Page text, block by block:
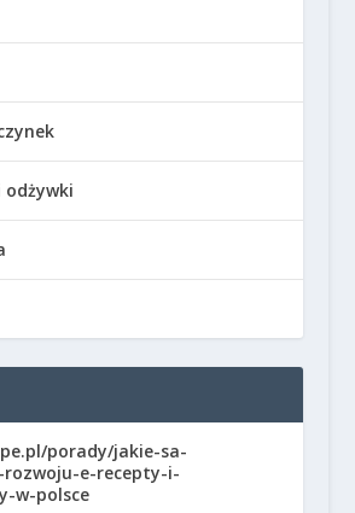
odżywki
porady/jakie-sa-
rozwoju-e-recepty-i-
w-polsce